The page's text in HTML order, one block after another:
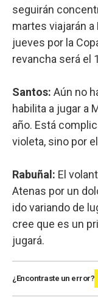
seguirán
martes viajarán a
jueves por la
revancha será el
Santos: Aún no
habilita a jugar a
año. Está
violeta, sino por
Rabuñal: El
Atenas por un
ido variando de
cree que es un
jugará.
¿Encontraste un error?